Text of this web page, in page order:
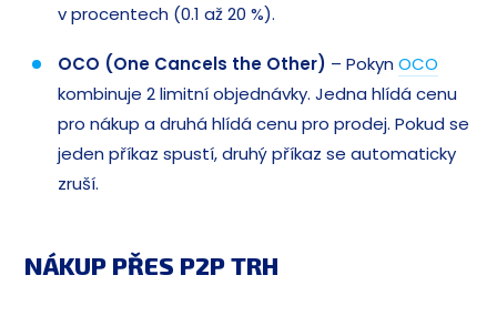
v procentech (0.1 až 20 %).
OCO (One Cancels the Other) – PokynOCO
kombinuje 2 limitní objednávky. Jedna hlídá cenu
pro nákup a druhá hlídá cenu pro prodej. Pokud se
jeden příkaz spustí, druhý příkaz se automaticky
zruší.
NÁKUP PŘES P2P TRH